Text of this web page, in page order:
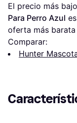
El precio más
Para Perro Azul es
oferta más barata
Comparar:
Hunter